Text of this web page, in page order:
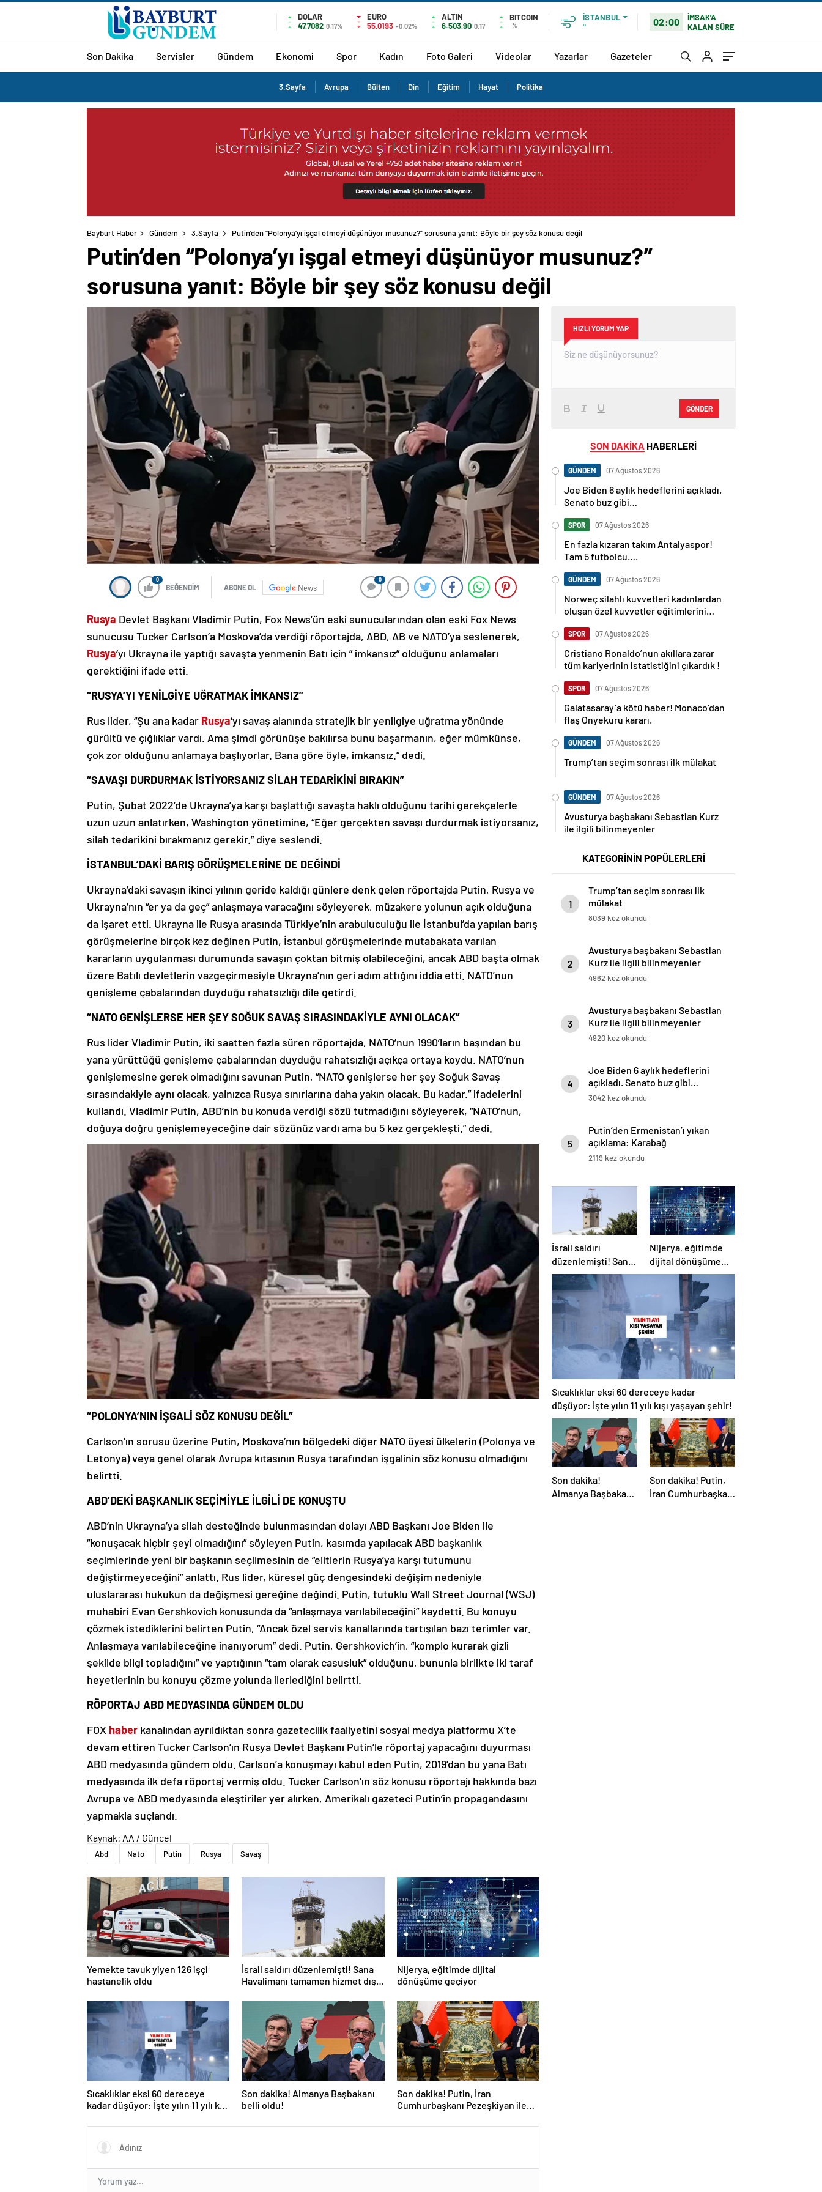
DOLAR
47,7082 0.17%
EURO
55,0193 -0.02%
ALTIN
6.503,90 0,17
BITCOIN
%
İSTANBUL
°
02:00
İMSAK'A
KALAN SÜRE
Son Dakika Servisler Gündem Ekonomi Spor Kadın Foto Galeri Videolar Yazarlar Gazeteler
3.Sayfa Avrupa Bülten Din Eğitim Hayat Politika
Bayburt Haber Gündem 3.Sayfa Putin’den “Polonya’yı işgal etmeyi düşünüyor musunuz?” sorusuna yanıt: Böyle bir şey söz konusu değil
Putin’den “Polonya’yı işgal etmeyi düşünüyor musunuz?”
sorusuna yanıt: Böyle bir şey söz konusu değil
0
BEĞENDİM ABONE OL News
0
Rusya Devlet Başkanı Vladimir Putin, Fox News’ün eski sunucularından olan eski Fox News
sunucusu Tucker Carlson’a Moskova’da verdiği röportajda, ABD, AB ve NATO’ya seslenerek,
Rusya‘yı Ukrayna ile yaptığı savaşta yenmenin Batı için ” imkansız” olduğunu anlamaları
gerektiğini ifade etti.
“RUSYA’YI YENİLGİYE UĞRATMAK İMKANSIZ”
Rus lider, “Şu ana kadar Rusya‘yı savaş alanında stratejik bir yenilgiye uğratma yönünde
gürültü ve çığlıklar vardı. Ama şimdi görünüşe bakılırsa bunu başarmanın, eğer mümkünse,
çok zor olduğunu anlamaya başlıyorlar. Bana göre öyle, imkansız.” dedi.
“SAVAŞI DURDURMAK İSTİYORSANIZ SİLAH TEDARİKİNİ BIRAKIN”
Putin, Şubat 2022’de Ukrayna’ya karşı başlattığı savaşta haklı olduğunu tarihi gerekçelerle
uzun uzun anlatırken, Washington yönetimine, “Eğer gerçekten savaşı durdurmak istiyorsanız,
silah tedarikini bırakmanız gerekir.” diye seslendi.
İSTANBUL’DAKİ BARIŞ GÖRÜŞMELERİNE DE DEĞİNDİ
Ukrayna’daki savaşın ikinci yılının geride kaldığı günlere denk gelen röportajda Putin, Rusya ve
Ukrayna’nın “er ya da geç” anlaşmaya varacağını söyleyerek, müzakere yolunun açık olduğuna
da işaret etti. Ukrayna ile Rusya arasında Türkiye’nin arabuluculuğu ile İstanbul’da yapılan barış
görüşmelerine birçok kez değinen Putin, İstanbul görüşmelerinde mutabakata varılan
kararların uygulanması durumunda savaşın çoktan bitmiş olabileceğini, ancak ABD başta olmak
üzere Batılı devletlerin vazgeçirmesiyle Ukrayna’nın geri adım attığını iddia etti. NATO’nun
genişleme çabalarından duyduğu rahatsızlığı dile getirdi.
“NATO GENİŞLERSE HER ŞEY SOĞUK SAVAŞ SIRASINDAKİYLE AYNI OLACAK”
Rus lider Vladimir Putin, iki saatten fazla süren röportajda, NATO’nun 1990’ların başından bu
yana yürüttüğü genişleme çabalarından duyduğu rahatsızlığı açıkça ortaya koydu. NATO’nun
genişlemesine gerek olmadığını savunan Putin, “NATO genişlerse her şey Soğuk Savaş
sırasındakiyle aynı olacak, yalnızca Rusya sınırlarına daha yakın olacak. Bu kadar.” ifadelerini
kullandı. Vladimir Putin, ABD’nin bu konuda verdiği sözü tutmadığını söyleyerek, “NATO’nun,
doğuya doğru genişlemeyeceğine dair sözünüz vardı ama bu 5 kez gerçekleşti.” dedi.
“POLONYA’NIN İŞGALİ SÖZ KONUSU DEĞİL”
Carlson’ın sorusu üzerine Putin, Moskova’nın bölgedeki diğer NATO üyesi ülkelerin (Polonya ve
Letonya) veya genel olarak Avrupa kıtasının Rusya tarafından işgalinin söz konusu olmadığını
belirtti.
ABD’DEKİ BAŞKANLIK SEÇİMİYLE İLGİLİ DE KONUŞTU
ABD’nin Ukrayna’ya silah desteğinde bulunmasından dolayı ABD Başkanı Joe Biden ile
“konuşacak hiçbir şeyi olmadığını” söyleyen Putin, kasımda yapılacak ABD başkanlık
seçimlerinde yeni bir başkanın seçilmesinin de “elitlerin Rusya’ya karşı tutumunu
değiştirmeyeceğini” anlattı. Rus lider, küresel güç dengesindeki değişim nedeniyle
uluslararası hukukun da değişmesi gereğine değindi. Putin, tutuklu Wall Street Journal (WSJ)
muhabiri Evan Gershkovich konusunda da “anlaşmaya varılabileceğini” kaydetti. Bu konuyu
çözmek istediklerini belirten Putin, “Ancak özel servis kanallarında tartışılan bazı terimler var.
Anlaşmaya varılabileceğine inanıyorum” dedi. Putin, Gershkovich’in, “komplo kurarak gizli
şekilde bilgi topladığını” ve yaptığının “tam olarak casusluk” olduğunu, bununla birlikte iki taraf
heyetlerinin bu konuyu çözme yolunda ilerlediğini belirtti.
RÖPORTAJ ABD MEDYASINDA GÜNDEM OLDU
FOX haber kanalından ayrıldıktan sonra gazetecilik faaliyetini sosyal medya platformu X’te
devam ettiren Tucker Carlson’ın Rusya Devlet Başkanı Putin’le röportaj yapacağını duyurması
ABD medyasında gündem oldu. Carlson’a konuşmayı kabul eden Putin, 2019’dan bu yana Batı
medyasında ilk defa röportaj vermiş oldu. Tucker Carlson’ın söz konusu röportajı hakkında bazı
Avrupa ve ABD medyasında eleştiriler yer alırken, Amerikalı gazeteci Putin’in propagandasını
yapmakla suçlandı.
Kaynak: AA / Güncel
Abd Nato Putin Rusya Savaş
Yemekte tavuk yiyen 126 işçi
hastanelik oldu
İsrail saldırı düzenlemişti! Sana
Havalimanı tamamen hizmet dışı
Nijerya, eğitimde dijital
dönüşüme geçiyor
Sıcaklıklar eksi 60 dereceye
kadar düşüyor: İşte yılın 11 yılı kışı
Son dakika! Almanya Başbakanı
belli oldu!
Son dakika! Putin, İran
Cumhurbaşkanı Pezeşkiyan ile
HIZLI YORUM YAP
GÖNDER
SON DAKİKA HABERLERİ
GÜNDEM 07 Ağustos 2026
Joe Biden 6 aylık hedeflerini açıkladı.
Senato buz gibi…
SPOR 07 Ağustos 2026
En fazla kızaran takım Antalyaspor!
Tam 5 futbolcu….
GÜNDEM 07 Ağustos 2026
Norweç silahlı kuvvetleri kadınlardan
oluşan özel kuvvetler eğitimlerini
SPOR 07 Ağustos 2026
Cristiano Ronaldo’nun akıllara zarar
tüm kariyerinin istatistiğini çıkardık !
SPOR 07 Ağustos 2026
Galatasaray’a kötü haber! Monaco’dan
flaş Onyekuru kararı.
GÜNDEM 07 Ağustos 2026
Trump’tan seçim sonrası ilk mülakat
GÜNDEM 07 Ağustos 2026
Avusturya başbakanı Sebastian Kurz
ile ilgili bilinmeyenler
KATEGORİNİN POPÜLERLERİ
1
Trump’tan seçim sonrası ilk
mülakat
8039 kez okundu
2
Avusturya başbakanı Sebastian
Kurz ile ilgili bilinmeyenler
4962 kez okundu
3
Avusturya başbakanı Sebastian
Kurz ile ilgili bilinmeyenler
4920 kez okundu
4
Joe Biden 6 aylık hedeflerini
açıkladı. Senato buz gibi…
3042 kez okundu
5
Putin’den Ermenistan’ı yıkan
açıklama: Karabağ
Azerbaycan’ın ayrılmaz bir
2119 kez okundu
İsrail saldırı
düzenlemişti! Sana
Havalimanı
tamamen hizmet
dışı kaldı
Nijerya, eğitimde
dijital dönüşüme
geçiyor
Sıcaklıklar eksi 60 dereceye kadar
düşüyor: İşte yılın 11 yılı kışı yaşayan şehir!
Son dakika!
Almanya Başbakanı
Son dakika! Putin,
İran Cumhurbaşkanı